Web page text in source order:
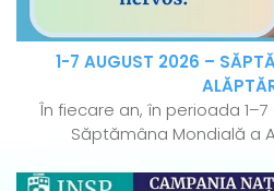
1-7 AUGUST 2026 –
În fiecare an, în perioada
Săptămâna Mondială a